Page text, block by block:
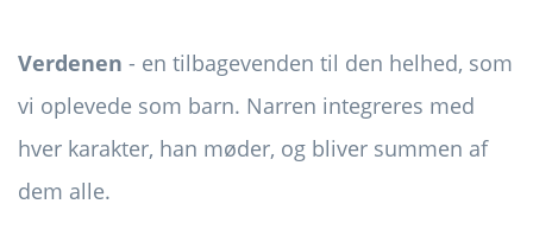
Verdenen - en tilbagevenden til den helhed, som
vi oplevede som barn. Narren integreres med
hver karakter, han møder, og bliver summen af ​​
dem alle.